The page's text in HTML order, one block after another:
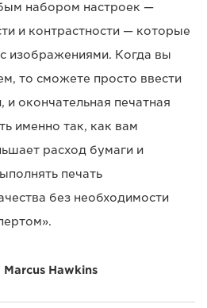
набором настроек —
и контрастности — которые
изображениями. Когда вы
то сможете просто ввести
окончательная печатная
именно так, как вам
расход бумаги и
печать
без необходимости
Marcus Hawkins